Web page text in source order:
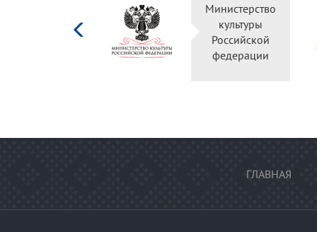
Министерство
культуры
Российской
федерации
ГЛАВНАЯ